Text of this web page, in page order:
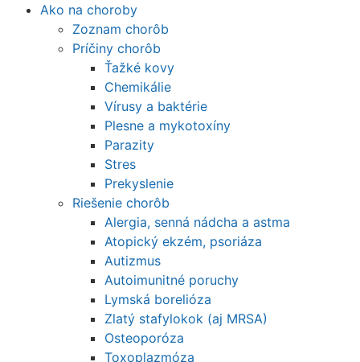
Ako na choroby
Zoznam chorôb
Príčiny chorôb
Ťažké kovy
Chemikálie
Vírusy a baktérie
Plesne a mykotoxíny
Parazity
Stres
Prekyslenie
Riešenie chorôb
Alergia, senná nádcha a astma
Atopický ekzém, psoriáza
Autizmus
Autoimunitné poruchy
Lymská borelióza
Zlatý stafylokok (aj MRSA)
Osteoporóza
Toxoplazmóza